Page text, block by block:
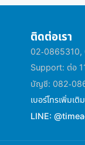
ติดต่อเรา
02-0865310,
Support: ต่อ
บัญชี: 082-
เบอร์โทรเพิ่มเติม
LINE: